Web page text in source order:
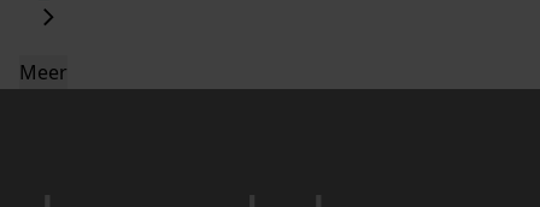
Meer